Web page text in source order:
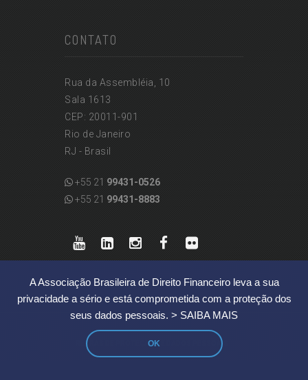
A Associação Brasileira de Direito Financeiro leva a sua
privacidade a sério e está comprometida com a proteção dos
seus dados pessoais. > SAIBA MAIS
OK
CONTATO
Rua da Assembléia, 10
Sala 1613
CEP: 20011-901
Rio de Janeiro
RJ - Brasil
+55 21 99431-0526
+55 21 99431-8883
REGRAS DE PROTEÇÃO DE DADOS PESSOAIS